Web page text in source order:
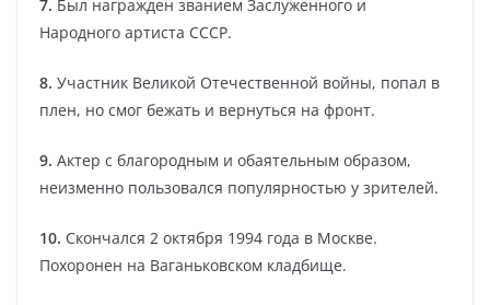
7. Был награжден званием Заслуженного и
Народного артиста СССР.
8. Участник Великой Отечественной войны, попал в
плен, но смог бежать и вернуться на фронт.
9. Актер с благородным и обаятельным образом,
неизменно пользовался популярностью у зрителей.
10. Скончался 2 октября 1994 года в Москве.
Похоронен на Ваганьковском кладбище.